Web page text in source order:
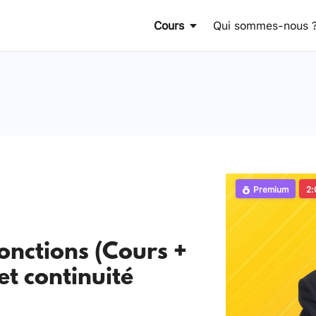
Cours Qui sommes-nous
(Cours +
continuité
Premium